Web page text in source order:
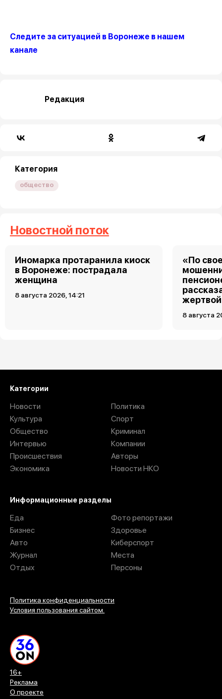
Следите за ситуацией в Воронеже в нашем
канале
Редакция
Категория
общество
Новостной поток
Иномарка протаранила киоск
в Воронеже: пострадала
женщина
8 августа 2026, 14:21
«По
8 августа
16+
Реклама
О проекте
Категории
Новости
Культура
Общество
Интервью
Происшествия
Экономика
Политика
Спорт
Криминал
Компании
Авторы
Новости НКО
Информационные разделы
Еда
Бизнес
Авто
Журнал
Отдых
Фото репортажи
Здоровье
Киберспорт
Места
Персоны
Политика конфиденциальности
Условия пользования сайтом.